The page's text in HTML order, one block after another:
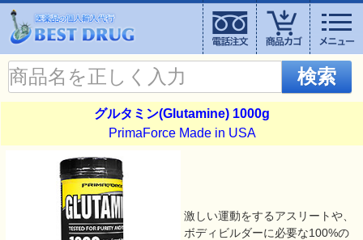
検索
グルタミン(Glutamine) 1000g
PrimaForce Made in USA
激しい運動をするアスリートや、
ボディビルダーに必要な100%の